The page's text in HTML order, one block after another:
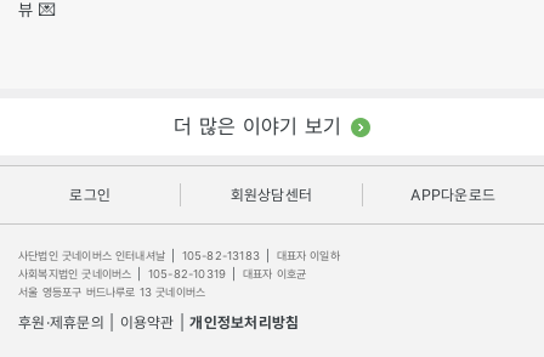
뷰 💌
더 많은 이야기 보기
로그인 회원상담센터 APP다운로드
사단법인 굿네이버스 인터내셔날 105-82-13183
대표자 이일하
사회복지법인 굿네이버스
105-82-10319
대표자 이호균
서울 영등포구 버드나루로 13 굿네이버스
후원·제휴문의 이용약관 개인정보처리방침